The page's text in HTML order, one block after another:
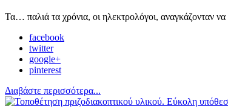
Τα… παλιά τα χρόνια, οι ηλεκτρολόγοι, αναγκάζονταν
facebook
twitter
google+
pinterest
Διαβάστε περισσότερα...